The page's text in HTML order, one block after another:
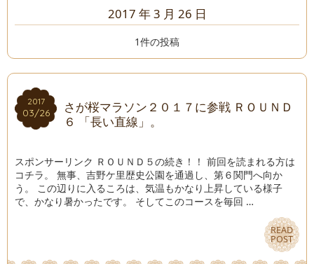
2017 年 3 月 26 日
1件の投稿
2017
03/26
2017
03/26
さが桜マラソン２０１７に参戦 ＲＯＵＮＤ
６ 「長い直線」。
スポンサーリンク ＲＯＵＮＤ５の続き！！ 前回を読まれる方は
コチラ。 無事、吉野ケ里歴史公園を通過し、第６関門へ向か
う。 この辺りに入るころは、気温もかなり上昇している様子
で、かなり暑かったです。 そしてこのコースを毎回 …
READ
POST
READ
POST